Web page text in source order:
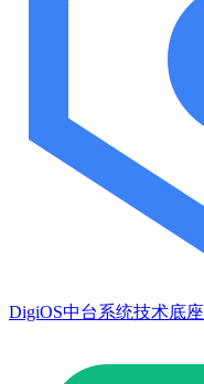
DigiOS中台系统技术底座